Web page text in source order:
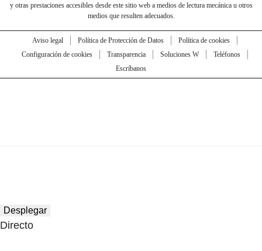
y otras prestaciones accesibles desde este sitio web a medios de lectura mecánica u otros
medios que resulten adecuados.
Aviso legal Política de Protección de Datos
Política de cookies
Configuración de cookies
Transparencia Soluciones W
Teléfonos
Escríbanos
Desplegar
Directo